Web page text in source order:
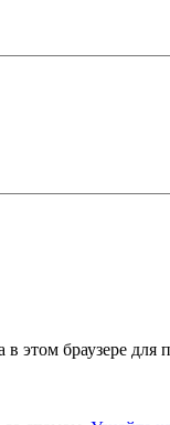
в этом браузере